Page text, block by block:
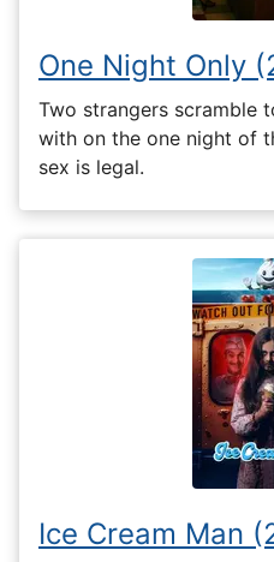
One Night Only
Two strangers scramble
with on the one night of
sex is legal.
Ice Cream Man